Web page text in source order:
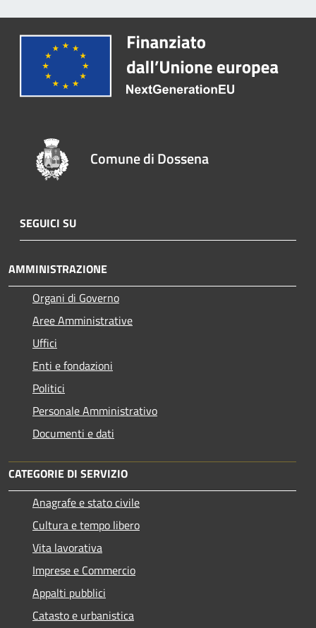
Comune di Dossena
SEGUICI SU
AMMINISTRAZIONE
Organi di Governo
Aree Amministrative
Uffici
Enti e fondazioni
Politici
Personale Amministrativo
Documenti e dati
CATEGORIE DI SERVIZIO
Anagrafe e stato civile
Cultura e tempo libero
Vita lavorativa
Imprese e Commercio
Appalti pubblici
Catasto e urbanistica